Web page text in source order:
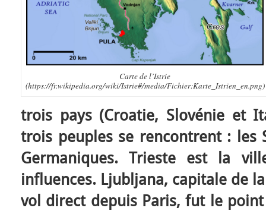
Carte de l’Istrie
(https://fr.wikipedia.org/wiki/Istrie#/media/Fichier:Karte_Istrien_en.png)
trois pays (Croatie, Slovénie et
trois peuples se rencontrent : les
Germaniques. Trieste est la
influences. Ljubljana, capitale de
vol direct depuis Paris, fut le